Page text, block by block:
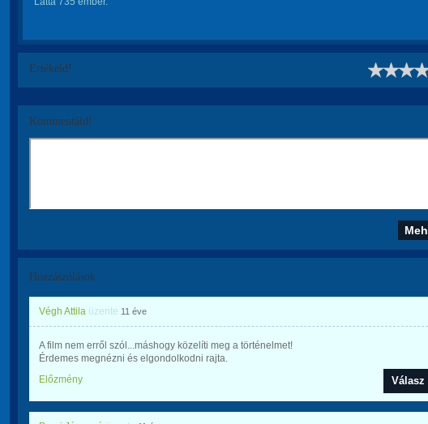
Értékeld!
Kommentáld!
Hozzászólások
Végh Attila üzente 11 éve
A film nem erről szól...máshogy közelíti meg a történelmet!
Érdemes megnézni és elgondolkodni rajta.
Előzmény
Válasz